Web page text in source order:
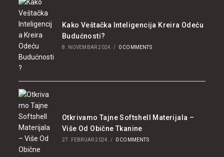
Kako Veštačka Inteligencija Kreira Odeću
Budućnosti?
8. NOVEMBAR 2024. / 0 COMMENTS
Otkrivamo Tajne Softshell Materijala –
Više Od Obične Tkanine
27. FEBRUAR 2024. / 0 COMMENTS